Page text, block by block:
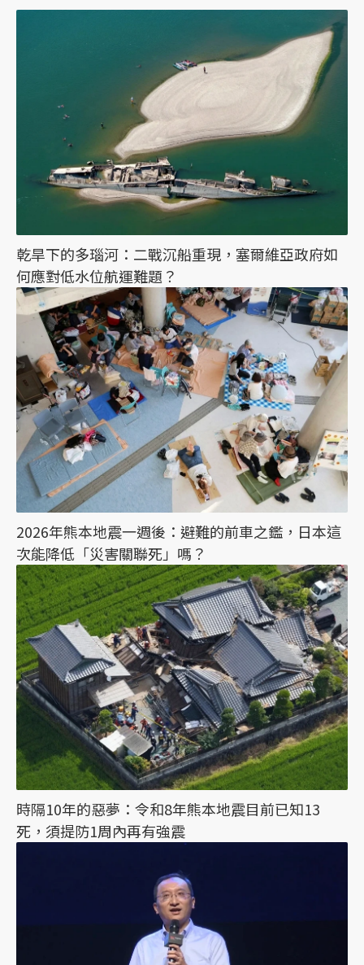
乾旱下的多瑙河：二戰沉船重現，塞爾維亞政府如
何應對低水位航運難題？
2026年熊本地震一週後：避難的前車之鑑，日本這
次能降低「災害關聯死」嗎？
時隔10年的惡夢：令和8年熊本地震目前已知13
死，須提防1周內再有強震